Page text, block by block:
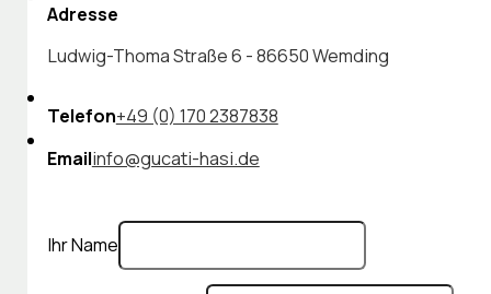
Adresse
Ludwig-Thoma Straße 6 - 86650 Wemding
Telefon+49 (0) 170 2387838
Emailinfo@gucati-hasi.de
Ihr Name